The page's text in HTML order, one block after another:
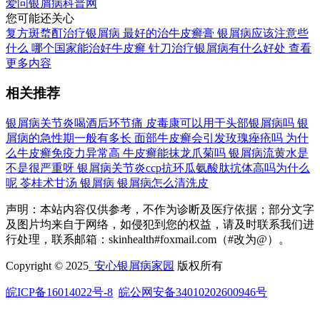
爱问银屑病科普网
您可能还关心
复方斑蝥酊治疗银屑病 最好的治牛皮癣膏 银屑病应该注意些
什么 哪个国家能治好牛皮癣 针刀治疗银屑病有什么好处 查看
更多内容
相关推荐
银屑病关节炎喝酒后环节痛 皮毒康可以用于头部银屑病吗 银
屑病的急性期一般有多长 面部牛皮癣会引发玫瑰痤疮吗 为什
么牛皮癣免疫力异常高 牛皮癣能抹龙爪菊吗 银屑病流黄水是
不是很严重呀 银屑病关节炎ccp抗环瓜氨酸肽抭体高吗为什么
呢 苓桂术甘汤 银屑病 银屑病怎么清洗皮
声明：本站内容仅供参考，不作为诊断及医疗依据；部分文字
及图片均来自于网络，如侵犯到您的权益，请及时联系我们进
行处理，联系邮箱：skinhealth#foxmail.com（#改为@）。
Copyright © 2025 安心银屑病家园 版权所有
皖ICP备16014022号-8 皖公网安备34010202600946号